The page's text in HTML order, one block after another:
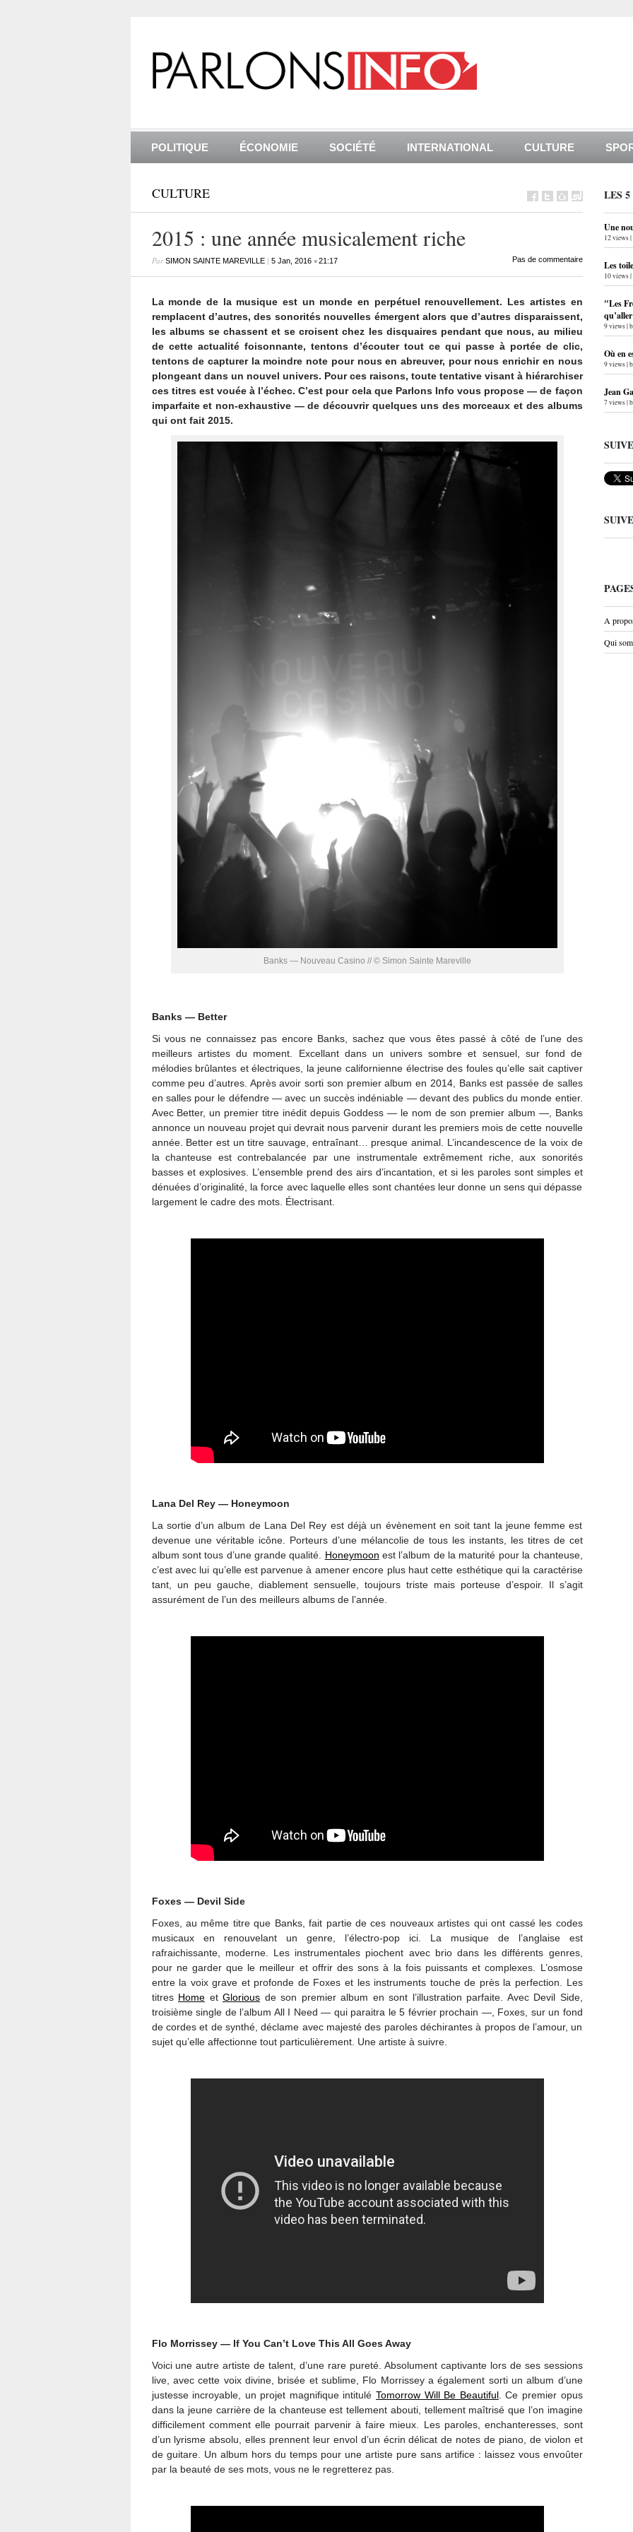
POLITIQUE ÉCONOMIE SOCIÉTÉ INTERNATIONAL CULTURE
CULTURE
2015 : une année musicalement riche
ParSIMON SAINTE MAREVILLE| 5 Jan, 2016•21:17 Pas de commentaire
La monde de la musique est un monde en perpétuel renouvellement. Les artistes en
remplacent d’autres, des sonorités nouvelles émergent alors que d’autres disparaissent,
les albums se chassent et se croisent chez les disquaires pendant que nous, au milieu
de cette actualité foisonnante, tentons d’écouter tout ce qui passe à portée de clic,
tentons de capturer la moindre note pour nous en abreuver, pour nous enrichir en nous
plongeant dans un nouvel univers. Pour ces raisons, toute tentative visant à hiérarchiser
ces titres est vouée à l’échec. C’est pour cela que Parlons Info vous propose — de façon
imparfaite et non-exhaustive — de découvrir quelques uns des morceaux et des albums
qui ont fait 2015.
Banks — Nouveau Casino // © Simon Sainte Mareville
Banks — Better
Si vous ne connaissez pas encore Banks, sachez que vous êtes passé à côté de l’une des
meilleurs artistes du moment. Excellant dans un univers sombre et sensuel, sur fond de
mélodies brûlantes et électriques, la jeune californienne électrise des foules qu’elle sait captiver
comme peu d’autres. Après avoir sorti son premier album en 2014, Banks est passée de salles
en salles pour le défendre — avec un succès indéniable — devant des publics du monde entier.
Avec Better, un premier titre inédit depuis Goddess — le nom de son premier album —, Banks
annonce un nouveau projet qui devrait nous parvenir durant les premiers mois de cette nouvelle
année. Better est un titre sauvage, entraînant… presque animal. L’incandescence de la voix de
la chanteuse est contrebalancée par une instrumentale extrêmement riche, aux sonorités
basses et explosives. L’ensemble prend des airs d’incantation, et si les paroles sont simples et
dénuées d’originalité, la force avec laquelle elles sont chantées leur donne un sens qui dépasse
largement le cadre des mots. Électrisant.
Lana Del Rey — Honeymoon
La sortie d’un album de Lana Del Rey est déjà un évènement en soit tant la jeune femme est
devenue une véritable icône. Porteurs d’une mélancolie de tous les instants, les titres de cet
album sont tous d’une grande qualité. Honeymoon est l’album de la maturité pour la chanteuse,
c’est avec lui qu’elle est parvenue à amener encore plus haut cette esthétique qui la caractérise
tant, un peu gauche, diablement sensuelle, toujours triste mais porteuse d’espoir. Il s’agit
assurément de l’un des meilleurs albums de l’année.
Foxes — Devil Side
Foxes, au même titre que Banks, fait partie de ces nouveaux artistes qui ont cassé les codes
musicaux en renouvelant un genre, l’électro-pop ici. La musique de l’anglaise est
rafraichissante, moderne. Les instrumentales piochent avec brio dans les différents genres,
pour ne garder que le meilleur et offrir des sons à la fois puissants et complexes. L’osmose
entre la voix grave et profonde de Foxes et les instruments touche de près la perfection. Les
titres Home et Glorious de son premier album en sont l’illustration parfaite. Avec Devil Side,
troisième single de l’album All I Need — qui paraitra le 5 février prochain —, Foxes, sur un fond
de cordes et de synthé, déclame avec majesté des paroles déchirantes à propos de l’amour, un
sujet qu’elle affectionne tout particulièrement. Une artiste à suivre.
Flo Morrissey — If You Can’t Love This All Goes Away
Voici une autre artiste de talent, d’une rare pureté. Absolument captivante lors de ses sessions
live, avec cette voix divine, brisée et sublime, Flo Morrissey a également sorti un album d’une
justesse incroyable, un projet magnifique intitulé Tomorrow Will Be Beautiful. Ce premier opus
dans la jeune carrière de la chanteuse est tellement abouti, tellement maîtrisé que l’on imagine
difficilement comment elle pourrait parvenir à faire mieux. Les paroles, enchanteresses, sont
d’un lyrisme absolu, elles prennent leur envol d’un écrin délicat de notes de piano, de violon et
de guitare. Un album hors du temps pour une artiste pure sans artifice : laissez vous envoûter
par la beauté de ses mots, vous ne le regretterez pas.
LES
Une
12 views|
Les
10 views|
"Les
9 views|
Où en
9 views|
Jean
7 views|
A
Qui